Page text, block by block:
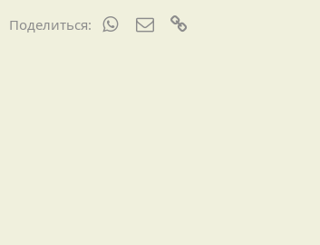
Поделиться: WhatsAppЭлектронная почта